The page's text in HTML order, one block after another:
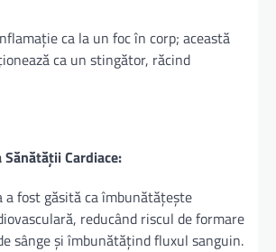
ca la un foc în corp; această
ca un stingător, răcind
Cardiace:
a fost găsită ca îmbunătățește
reducând riscul de formare
sânge și îmbunătățind fluxul sanguin.